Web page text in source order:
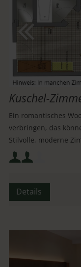
Kuschel-
Ein romantisches
verbringen, das
Stilvolle, moderne
wunderschönen
Mindestbelegung:
Maximalbelegung:
Details